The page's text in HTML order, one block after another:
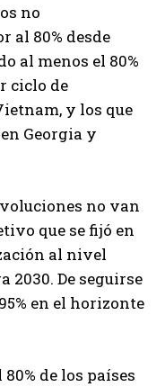
no
al 80% desde
al menos el 80%
ciclo de
y los que
Georgia y
no van
que se fijó en
al nivel
2030. De seguirse
en el horizonte
de los países